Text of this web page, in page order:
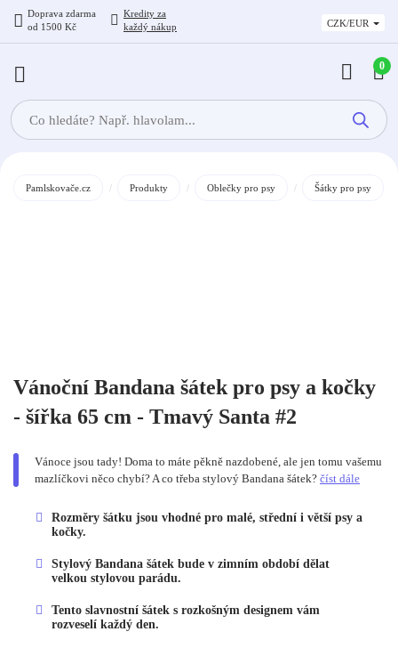
Doprava zdarma
od 1500 Kč
Kredity za
každý nákup
CZK/EUR
Products
search
0
Pamlskovače.cz / Produkty / Oblečky pro psy / Šátky pro psy
Vánoční Bandana šátek pro psy a kočky
- šířka 65 cm - Tmavý Santa #2
Vánoce jsou tady! Doma to máte pěkně nazdobené, ale jen tomu vašemu
mazlíčkovi něco chybí? A co třeba stylový Bandana šátek? číst dále
Rozměry šátku jsou vhodné pro malé, střední i větší psy a
kočky.
Stylový Bandana šátek bude v zimním období dělat
velkou stylovou parádu.
Tento slavnostní šátek s rozkošným designem vám
rozveselí každý den.